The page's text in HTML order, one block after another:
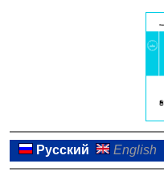
Русский English